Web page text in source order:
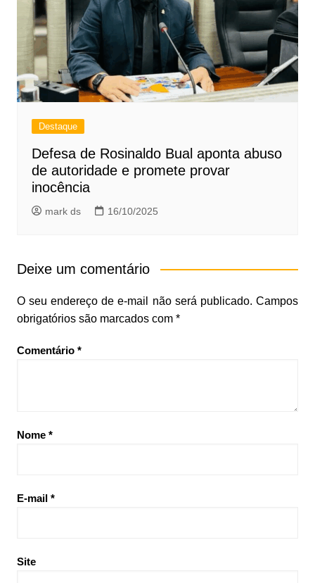
Destaque
Defesa de Rosinaldo Bual aponta abuso
de autoridade e promete provar
inocência
mark ds 16/10/2025
Deixe um comentário
O seu endereço de e-mail não será publicado. Campos
obrigatórios são marcados com *
Comentário *
Nome *
E-mail *
Site